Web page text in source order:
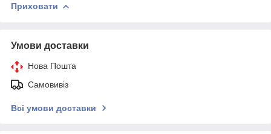
Приховати
Умови доставки
Нова Пошта
Самовивіз
Всі умови доставки